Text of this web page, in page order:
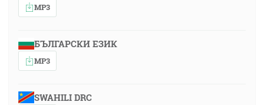
MP3
БЪЛГАРСКИ ЕЗИК
MP3
SWAHILI DRC